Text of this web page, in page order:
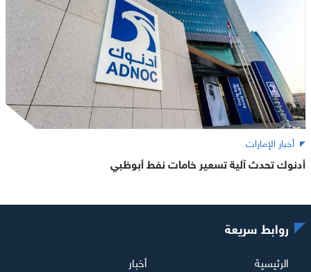
أخبار الإمارات
أدنوك تحدث آلية تسعير خامات نفط أبوظبي
روابط سريعة
الرئيسية أخبار